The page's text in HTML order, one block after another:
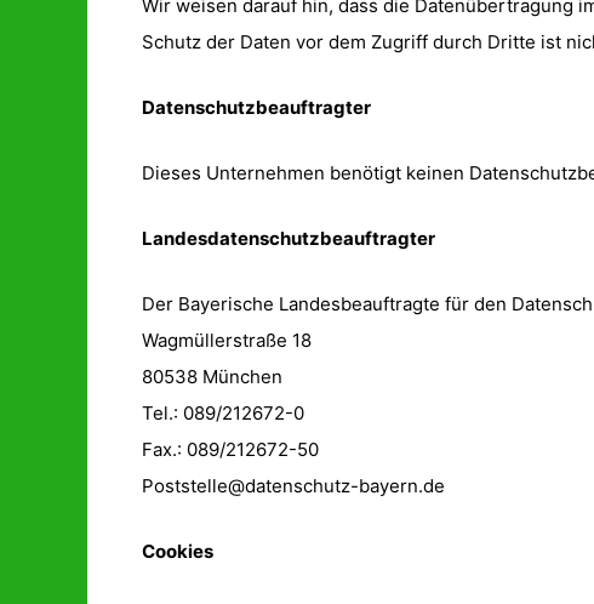
Wir weisen darauf hin, dass die Datenübertragung
Schutz der Daten vor dem Zugriff durch Dritte ist
Datenschutzbeauftragter
Dieses Unternehmen benötigt keinen
Landesdatenschutzbeauftragter
Der Bayerische Landesbeauftragte für den
Wagmüllerstraße 18
80538 München
Tel.: 089/212672-0
Fax.: 089/212672-50
Poststelle@datenschutz-bayern.de
Cookies